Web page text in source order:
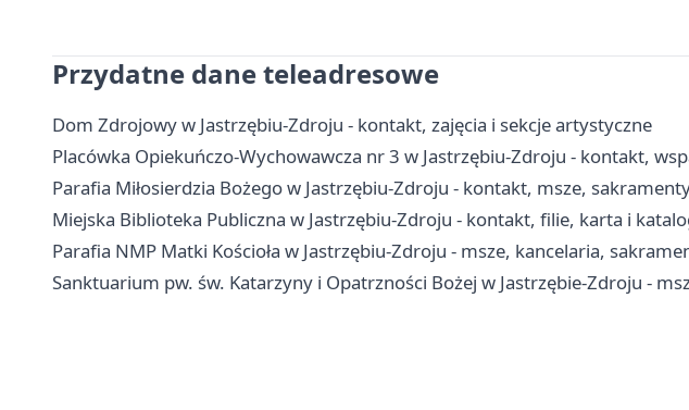
Przydatne dane teleadresowe
Dom Zdrojowy w Jastrzębiu-Zdroju - kontakt, zajęcia i sekcje artystyczne
Placówka Opiekuńczo-Wychowawcza nr 3 w Jastrzębiu-Zdroju - kontakt,
Parafia Miłosierdzia Bożego w Jastrzębiu-Zdroju - kontakt, msze,
Miejska Biblioteka Publiczna w Jastrzębiu-Zdroju - kontakt, filie, karta i
Parafia NMP Matki Kościoła w Jastrzębiu-Zdroju - msze, kancelaria,
Sanktuarium pw. św. Katarzyny i Opatrzności Bożej w Jastrzębie-Zdroju -